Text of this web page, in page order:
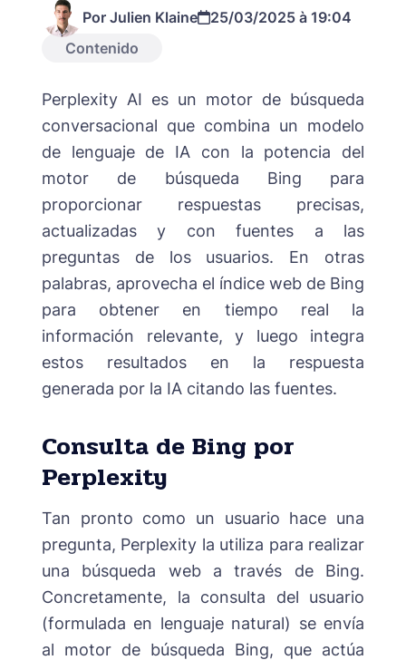
Por Julien Klaine
25/03/2025 à 19:04
Contenido
Perplexity AI es un motor de búsqueda
conversacional que combina un modelo
de lenguaje de IA con la potencia del
motor de búsqueda Bing para
proporcionar respuestas precisas,
actualizadas y con fuentes a las
preguntas de los usuarios. En otras
palabras, aprovecha el índice web de Bing
para obtener en tiempo real la
información relevante, y luego integra
estos resultados en la respuesta
generada por la IA citando las fuentes.
Consulta de Bing por
Perplexity
Tan pronto como un usuario hace una
pregunta, Perplexity la utiliza para realizar
una búsqueda web a través de Bing.
Concretamente, la consulta del usuario
(formulada en lenguaje natural) se envía
al motor de búsqueda Bing, que actúa